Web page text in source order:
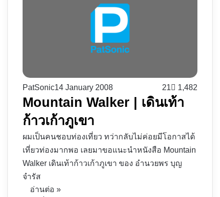
PatSonic14 January 2008 21 1,482
Mountain Walker | เดินเท้า
ก้าวเก้าภูเขา
ผมเป็นคนชอบท่องเที่ยว ทว่ากลับไม่ค่อยมีโอกาสได้
เที่ยวท่องมากพอ เลยมาขอแนะนำหนังสือ Mountain
Walker เดินเท้าก้าวเก้าภูเขา ของ อำนวยพร บุญ
จำรัส
อ่านต่อ »